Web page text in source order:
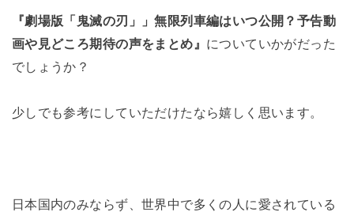
『劇場版「鬼滅の刃」」無限列車編はいつ公開？予告動
画や見どころ期待の声をまとめ』 についていかがだった
でしょうか？
少しでも参考にしていただけたなら嬉しく思います。
日本国内のみならず、世界中で多くの人に愛されている